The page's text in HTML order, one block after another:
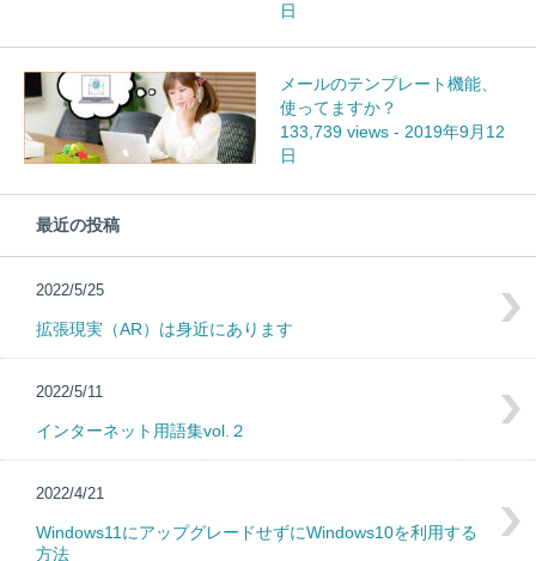
日
メールのテンプレート機能、
使ってますか？
133,739 views - 2019年9月12
日
最近の投稿
2022/5/25
拡張現実（AR）は身近にあります
2022/5/11
インターネット用語集vol.２
2022/4/21
Windows11にアップグレードせずにWindows10を利用する
方法